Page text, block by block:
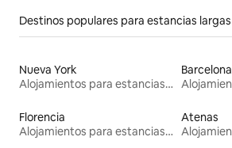
Destinos populares para estancias largas
Nueva York
Alojamientos para estancias largas
Barcelona
Florencia
Alojamientos para estancias largas
Atenas